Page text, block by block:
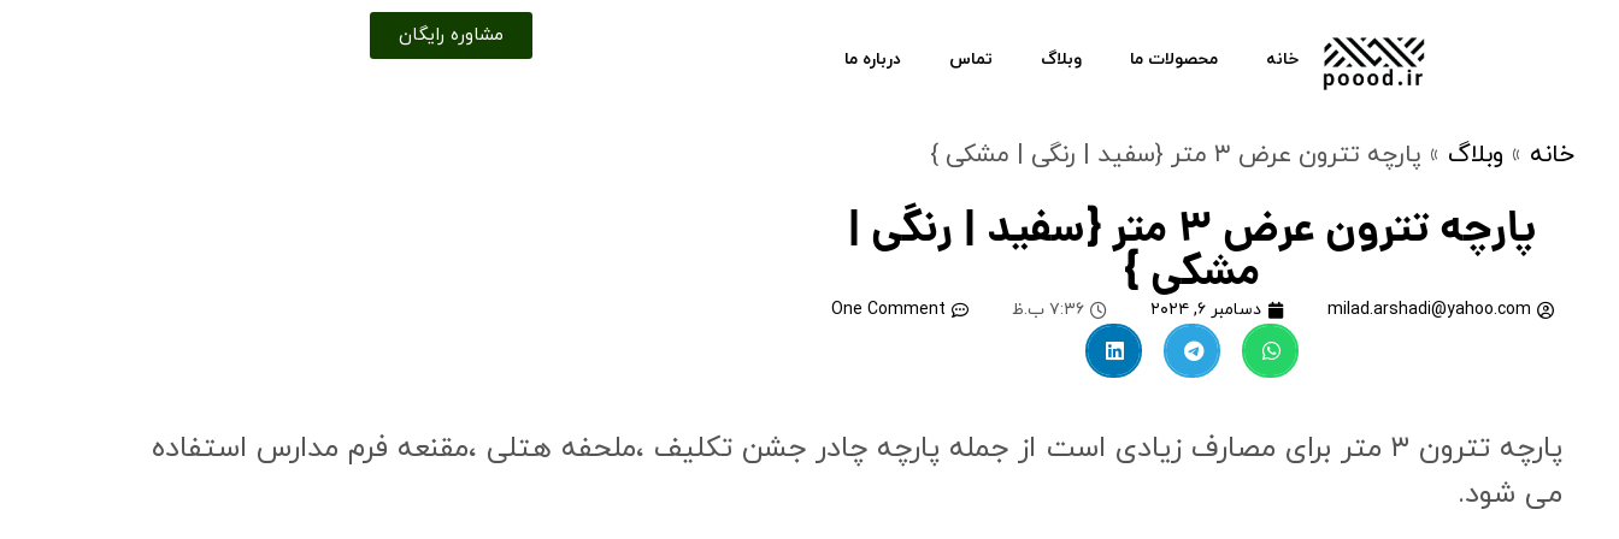
خانه محصولات ما وبلاگ تماس درباره ما
مشاوره رایگان
خانه » وبلاگ » پارچه تترون عرض ۳ متر {سفید | رنگی | مشکی }
پارچه تترون عرض ۳ متر {سفید | رنگی |
مشکی }
milad.arshadi@yahoo.com دسامبر ۶, ۲۰۲۴ ۷:۳۶ ب.ظ One Comment
پارچه تترون ۳ متر برای مصارف زیادی است از جمله پارچه چادر جشن تکلیف ،ملحفه هتلی ،مقنعه فرم مدارس استفاده
می شود.